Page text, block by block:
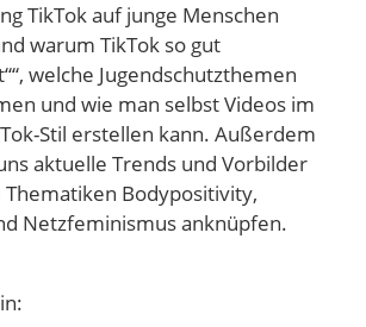
TikTok auf junge Menschen
warum TikTok so gut
welche Jugendschutzthemen
und wie man selbst Videos im
Stil erstellen kann. Außerdem
aktuelle Trends und Vorbilder
Thematiken Bodypositivity,
Netzfeminismus anknüpfen.